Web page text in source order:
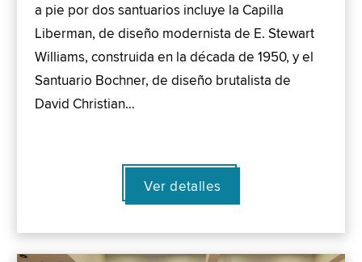
a pie por dos santuarios incluye la Capilla
Liberman, de diseño modernista de E. Stewart
Williams, construida en la década de 1950, y el
Santuario Bochner, de diseño brutalista de
David Christian…
Ver detalles